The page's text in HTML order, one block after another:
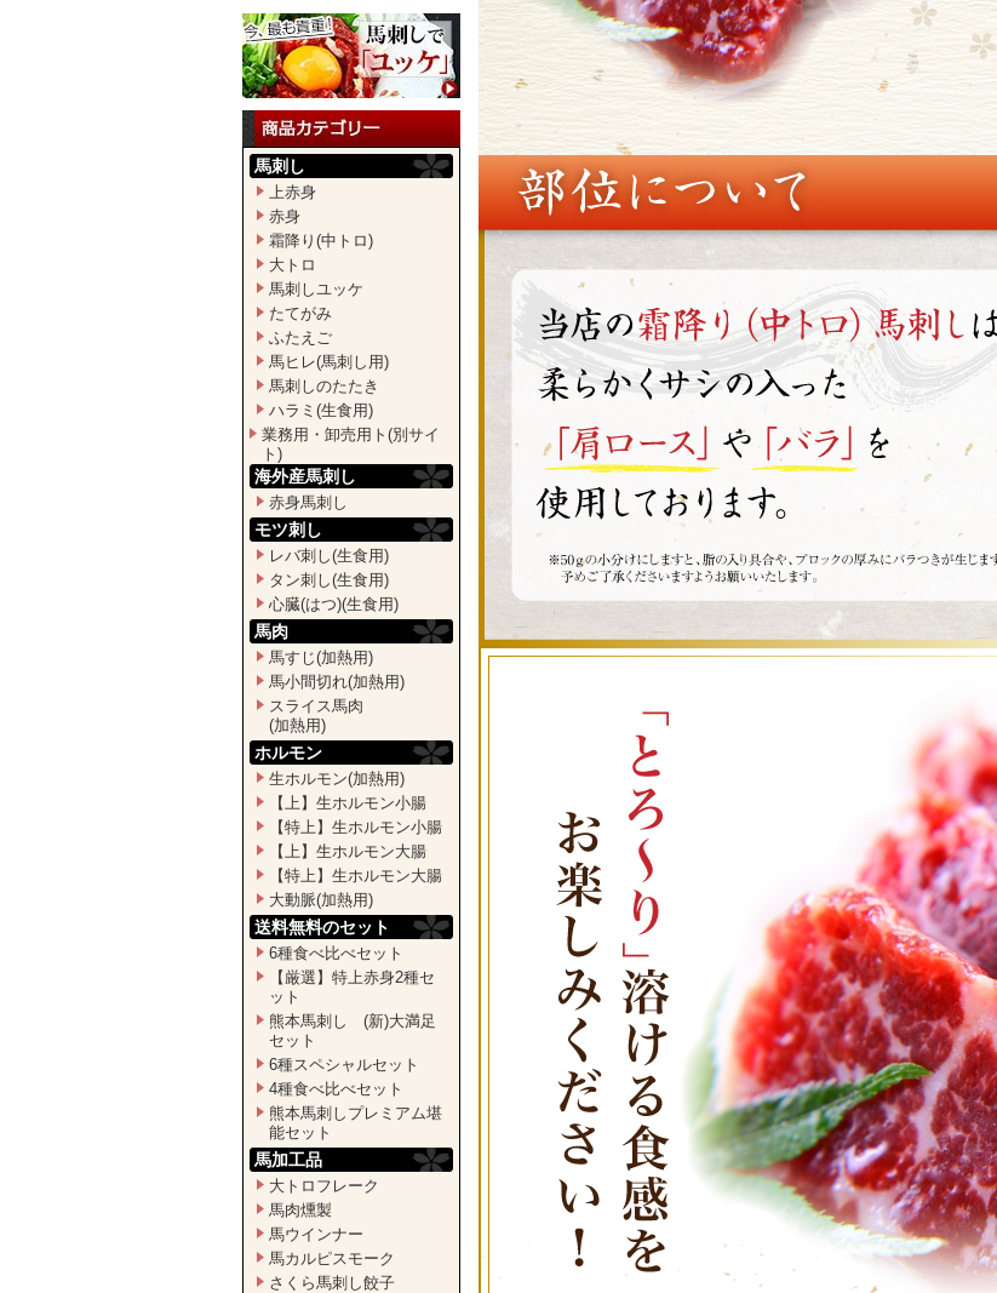
馬刺し
上赤身
赤身
霜降り(中トロ)
大トロ
馬刺しユッケ
たてがみ
ふたえご
馬ヒレ(馬刺し用)
馬刺しのたたき
ハラミ(生食用)
業務用・卸売用ト(別サイ
ト)
海外産馬刺し
赤身馬刺し
モツ刺し
レバ刺し(生食用)
タン刺し(生食用)
心臓(はつ)(生食用)
馬肉
馬すじ(加熱用)
馬小間切れ(加熱用)
スライス馬肉
(加熱用)
ホルモン
生ホルモン(加熱用)
【上】生ホルモン小腸
【特上】生ホルモン小腸
【上】生ホルモン大腸
【特上】生ホルモン大腸
大動脈(加熱用)
送料無料のセット
6種食べ比べセット
【厳選】特上赤身2種セ
ット
熊本馬刺し (新)大満足
セット
6種スペシャルセット
4種食べ比べセット
熊本馬刺しプレミアム堪
能セット
馬加工品
大トロフレーク
馬肉燻製
馬ウインナー
馬カルピスモーク
さくら馬刺し餃子